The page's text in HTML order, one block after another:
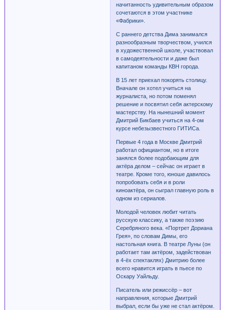
начитанность удивительным образом
сочетаются в этом участнике
«Фабрики».
С раннего детства Дима занимался
разнообразным творчеством, учился
в художественной школе, участвовал
в самодеятельности и даже был
капитаном команды КВН города.
В 15 лет приехал покорять столицу.
Вначале он хотел учиться на
журналиста, но потом поменял
решение и посвятил себя актерскому
мастерству. На нынешний момент
Дмитрий Бикбаев учиться на 4-ом
курсе небезызвестного ГИТИСа.
Первые 4 года в Москве Дмитрий
работал официантом, но в итоге
занялся более подобающим для
актёра делом – сейчас он играет в
театре. Кроме того, юноше давилось
попробовать себя и в роли
киноактёра, он сыграл главную роль в
одном из сериалов.
Молодой человек любит читать
русскую классику, а также поэзию
Серебряного века. «Портрет Дориана
Грея», по словам Димы, его
настольная книга. В театре Луны (он
работает там актёром, задействован
в 4-ёх спектаклях) Дмитрию более
всего нравится играть в пьесе по
Оскару Уайльду.
Писатель или режиссёр – вот
направления, которые Дмитрий
выбрал, если бы уже не стал актёром.